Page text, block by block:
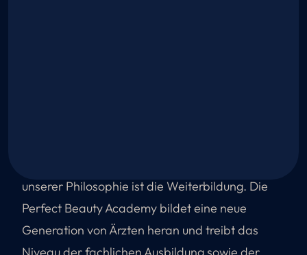
unserer Philosophie ist die Weiterbildung. Die
Perfect Beauty Academy bildet eine neue
Generation von Ärzten heran und treibt das